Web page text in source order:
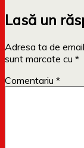
Lasă un
Adresa ta de
sunt marcate cu *
Comentariu *